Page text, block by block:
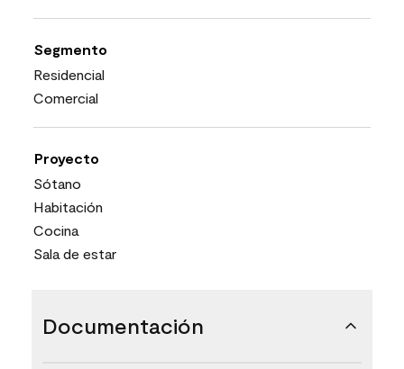
Segmento
Residencial
Comercial
Proyecto
Sótano
Habitación
Cocina
Sala de estar
Documentación